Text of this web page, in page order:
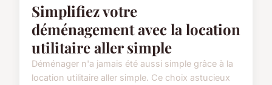
Simplifiez votre
déménagement avec la location
utilitaire aller simple
Déménager n'a jamais été aussi simple grâce à la
location utilitaire aller simple. Ce choix astucieux